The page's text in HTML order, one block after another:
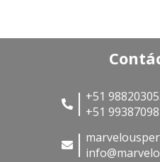
+51
+51